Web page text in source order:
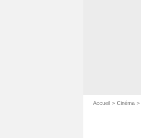
Accueil Cinéma